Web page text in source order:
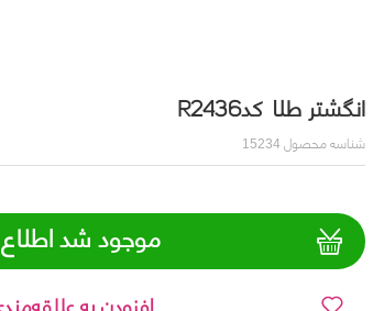
انگشتر طلا کدR2436
شناسه محصول
موجود شد